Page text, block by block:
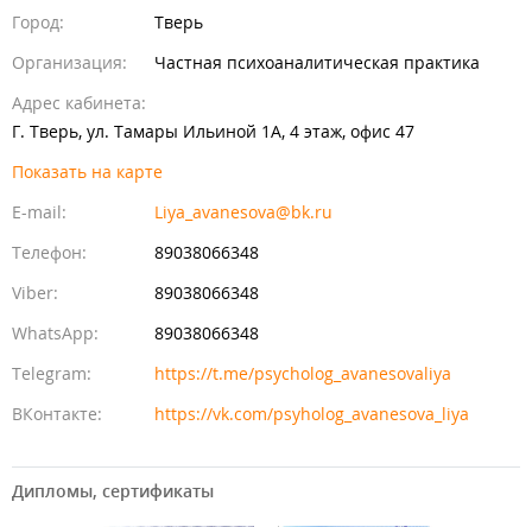
Город:
Тверь
Организация:
Частная психоаналитическая практика
Адрес кабинета:
Г. Тверь, ул. Тамары Ильиной 1А, 4 этаж, офис 47
Показать на карте
Идет загрузка...
E-mail:
Liya_avanesova@bk.ru
Телефон:
89038066348
Viber:
89038066348
WhatsApp:
89038066348
Telegram:
https://t.me/psycholog_avanesovaliya
ВКонтакте:
https://vk.com/psyholog_avanesova_liya
Дипломы, сертификаты